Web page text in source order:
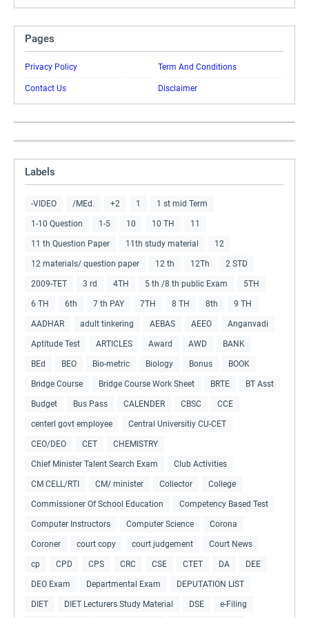
Pages
Privacy Policy Term And Conditions
Contact Us Disclaimer
Labels
-VIDEO /MEd. +2 1 1 st mid Term
1-10 Question 1-5 10 10 TH 11
11 th Question Paper 11th study material 12
12 materials/ question paper 12 th 12Th 2 STD
2009-TET 3 rd 4TH 5 th /8 th public Exam 5TH
6 TH 6th 7 th PAY 7TH 8 TH 8th 9 TH
AADHAR adult tinkering AEBAS AEEO Anganvadi
Aptitude Test ARTICLES Award AWD BANK
BEd BEO Bio-metric Biology Bonus BOOK
Bridge Course Bridge Course Work Sheet BRTE BT Asst
Budget Bus Pass CALENDER CBSC CCE
centerl govt employee Central Universitiy CU-CET
CEO/DEO CET CHEMISTRY
Chief Minister Talent Search Exam Club Activities
CM CELL/RTI CM/ minister Collector College
Commissioner Of School Education Competency Based Test
Computer Instructors Computer Science Corona
Coroner court copy court judgement Court News
cp CPD CPS CRC CSE CTET DA DEE
DEO Exam Departmental Exam DEPUTATION LIST
DIET DIET Lecturers Study Material DSE e-Filing